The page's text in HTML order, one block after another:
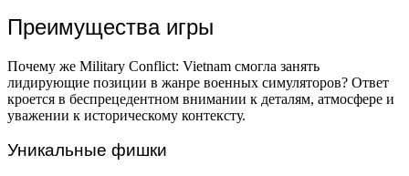
Преимущества игры
Почему же Military Conflict: Vietnam смогла занять
лидирующие позиции в жанре военных симуляторов? Ответ
кроется в беспрецедентном внимании к деталям, атмосфере и
уважении к историческому контексту.
Уникальные фишки